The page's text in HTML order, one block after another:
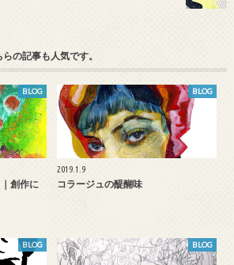
らの記事も人気です。
BLOG
創作に
BLOG
2019.1.9
コラージュの醍醐味
BLOG BLOG